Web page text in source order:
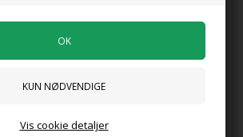
Vis cookie detaljer